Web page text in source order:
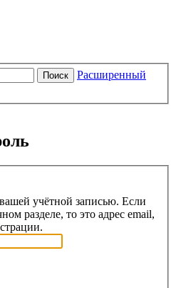
Поиск
Расширенный
учётной записью. Если
разделе, то это адрес email,